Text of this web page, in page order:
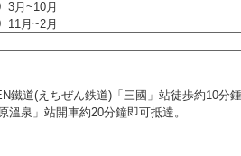
3月~10月
11月~2月
鐵道(えちぜん鉄道)「三國」站徒歩約10分
溫泉」站開車約20分鐘即可抵達。